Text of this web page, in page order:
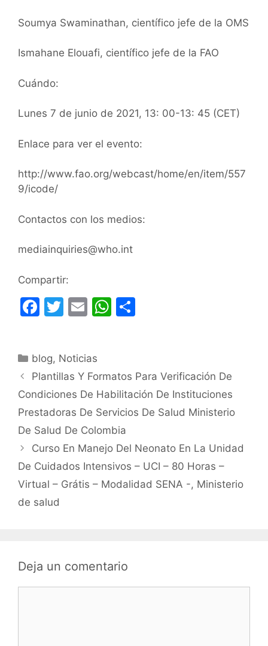
Soumya Swaminathan, científico jefe de la OMS
Ismahane Elouafi, científico jefe de la FAO
Cuándo:
Lunes 7 de junio de 2021, 13: 00-13: 45 (CET)
Enlace para ver el evento:
http://www.fao.org/webcast/home/en/item/557
9/icode/
Contactos con los medios:
mediainquiries@who.int
Compartir:
F
e
b
o
o
k
T
er
E
l
W
A
p
p
ar
tir
Categorías
blog, Noticias
Plantillas Y Formatos Para Verificación De
Condiciones De Habilitación De Instituciones
Prestadoras De Servicios De Salud Ministerio
De Salud De Colombia
Curso En Manejo Del Neonato En La Unidad
De Cuidados Intensivos – UCI – 80 Horas –
Virtual – Grátis – Modalidad SENA -, Ministerio
de salud
Deja un comentario